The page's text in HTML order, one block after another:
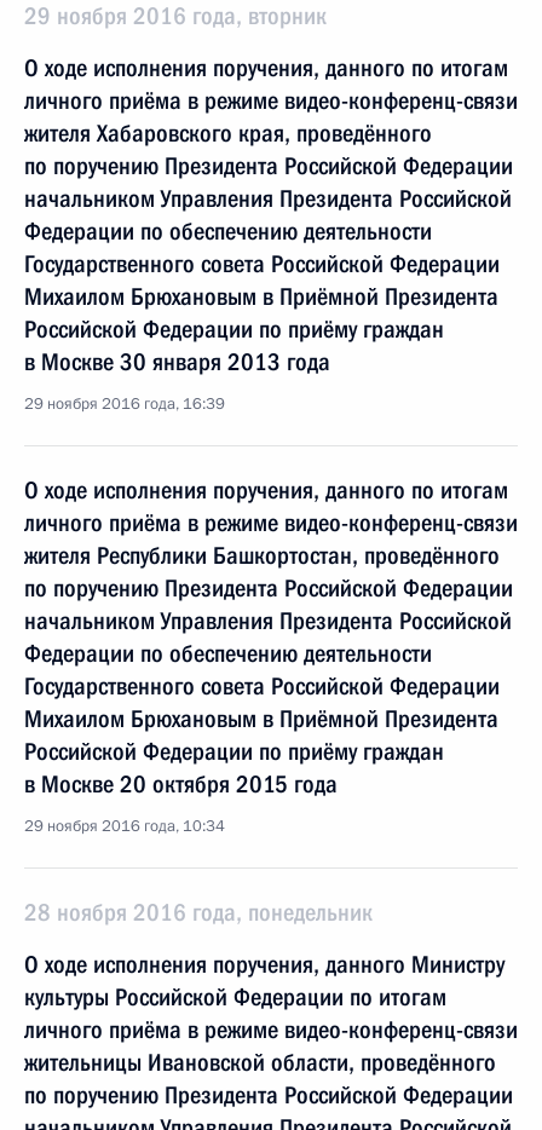
29 ноября 2016 года, вторник
О ходе исполнения поручения, данного по итогам
личного приёма в режиме видео-конференц-связи
жителя Хабаровского края, проведённого
по поручению Президента Российской Федерации
начальником Управления Президента Российской
Федерации по обеспечению деятельности
Государственного совета Российской Федерации
Михаилом Брюхановым в Приёмной Президента
Российской Федерации по приёму граждан
в Москве 30 января 2013 года
29 ноября 2016 года, 16:39
О ходе исполнения поручения, данного по итогам
личного приёма в режиме видео-конференц-связи
жителя Республики Башкортостан, проведённого
по поручению Президента Российской Федерации
начальником Управления Президента Российской
Федерации по обеспечению деятельности
Государственного совета Российской Федерации
Михаилом Брюхановым в Приёмной Президента
Российской Федерации по приёму граждан
в Москве 20 октября 2015 года
29 ноября 2016 года, 10:34
28 ноября 2016 года, понедельник
О ходе исполнения поручения, данного Министру
культуры Российской Федерации по итогам
личного приёма в режиме видео-конференц-связи
жительницы Ивановской области, проведённого
по поручению Президента Российской Федерации